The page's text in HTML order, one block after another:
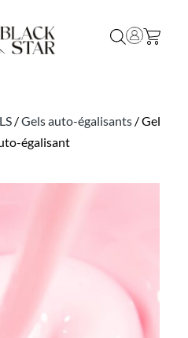
/Gels auto-égalisants / Gel
égalisant